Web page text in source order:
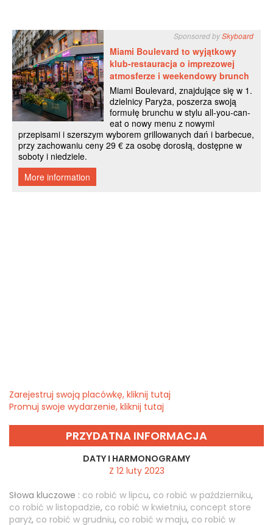
Zarejestruj swoją placówkę, kliknij tutaj
Promuj swoje wydarzenie, kliknij tutaj
PRZYDATNA INFORMACJA
DATY I HARMONOGRAMY
Z 12 luty 2023
Słowa kluczowe : co robić w lipcu, co robić w październiku,
co robić w listopadzie, co robić w kwietniu, concept store
paryż, co robić w grudniu, co robić w maju, co robić w